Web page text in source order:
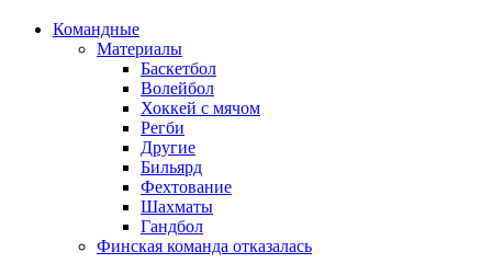
Командные
Материалы
Баскетбол
Волейбол
Хоккей с мячом
Регби
Другие
Бильярд
Фехтование
Шахматы
Гандбол
Финская команда отказалась